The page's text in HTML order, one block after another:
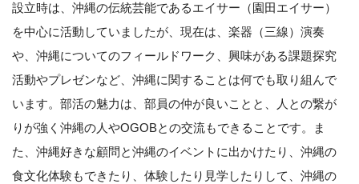
設立時は、沖縄の伝統芸能であるエイサー（園田エイサー）
を中心に活動していましたが、現在は、楽器（三線）演奏
や、沖縄についてのフィールドワーク、興味がある課題探究
活動やプレゼンなど、沖縄に関することは何でも取り組んで
います。部活の魅力は、部員の仲が良いことと、人との繋が
りが強く沖縄の人やOGOBとの交流もできることです。ま
た、沖縄好きな顧問と沖縄のイベントに出かけたり、沖縄の
食文化体験もできたり、体験したり見学したりして、沖縄の